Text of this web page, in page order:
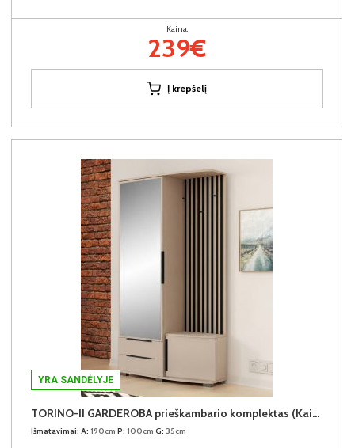
Kaina:
239€
Į krepšelį
YRA SANDĖLYJE
TORINO-II GARDEROBA prieškambario komplektas (Kairinis)
Išmatavimai: A: 190cm P: 100cm G: 35cm